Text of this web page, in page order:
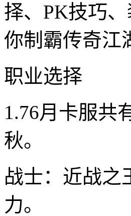
择、PK技巧
你制霸传奇江
职业选择
1.76月卡服共
秋。
战士：近战之
力。